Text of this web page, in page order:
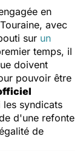
en
avec
sur un
temps, il
doivent
pouvoir être
les syndicats
d'une refonte
de